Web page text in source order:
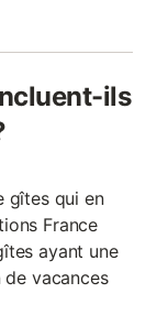
ils
gîtes qui en
France
ayant une
vacances